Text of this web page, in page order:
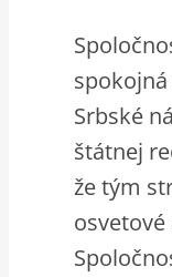
Srbské
štátnej
že tým